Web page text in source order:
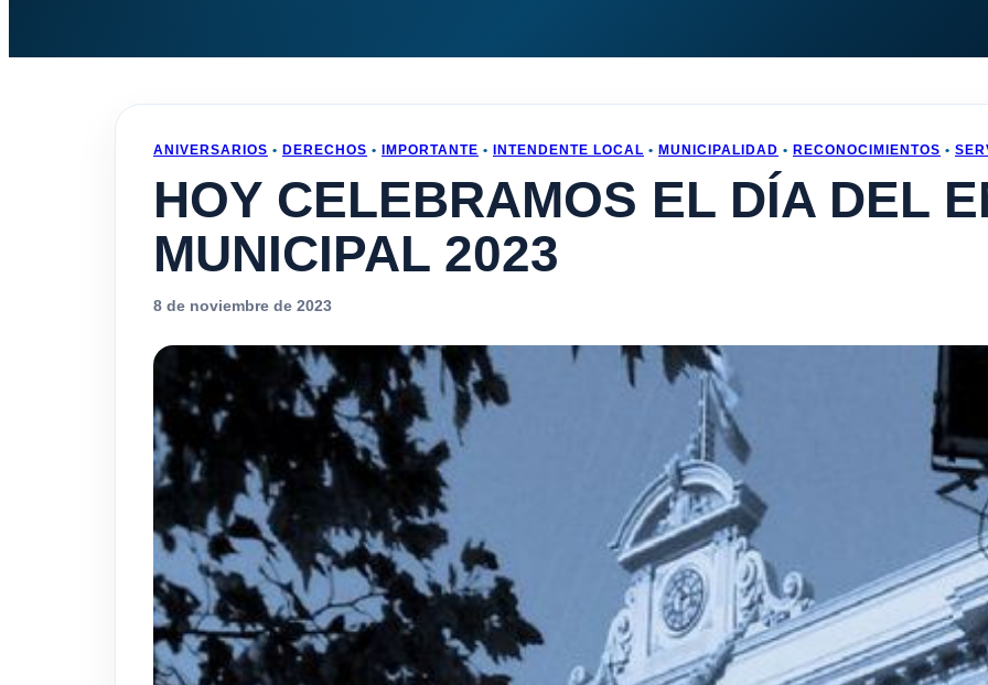
ANIVERSARIOS • DERECHOS • IMPORTANTE • INTENDENTE LOCAL • MUNICIPALIDAD • RECONOCIMIENTOS •
HOY CELEBRAMOS EL DÍA DEL
MUNICIPAL 2023
8 de noviembre de 2023